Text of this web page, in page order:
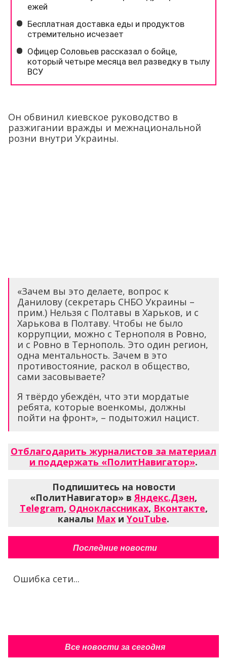
Он обвинил киевское руководство в
разжигании вражды и межнациональной
розни внутри Украины.
«Зачем вы это делаете, вопрос к
Данилову (секретарь СНБО Украины –
прим.) Нельзя с Полтавы в Харьков, и с
Харькова в Полтаву. Чтобы не было
коррупции, можно с Тернополя в Ровно,
и с Ровно в Тернополь. Это один регион,
одна ментальность. Зачем в это
противостояние, раскол в общество,
сами засовываете?
Я твёрдо убеждён, что эти мордатые
ребята, которые военкомы, должны
пойти на фронт», – подытожил нацист.
Отблагодарить журналистов за материал
и поддержать «ПолитНавигатор».
Подпишитесь на новости
«ПолитНавигатор» вЯндекс.Дзен,
Telegram, Одноклассниках, Вконтакте,
каналы Max и YouTube.
Последние новости
Ошибка сети...
Все новости за сегодня